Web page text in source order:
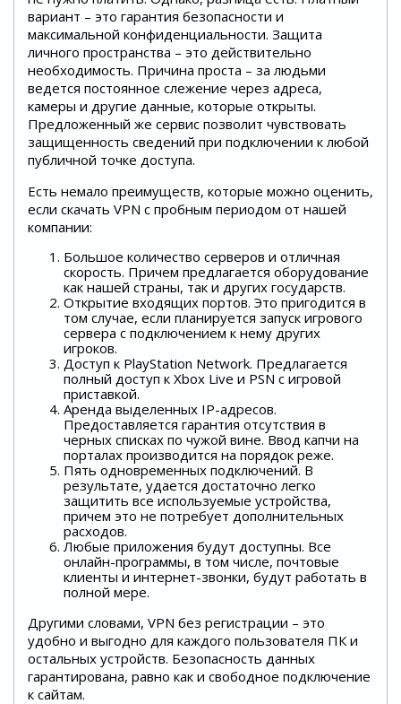
вариант – это гарантия безопасности и
максимальной конфиденциальности. Защита
личного пространства – это действительно
необходимость. Причина проста – за людьми
ведется постоянное слежение через адреса,
камеры и другие данные, которые открыты.
Предложенный же сервис позволит чувствовать
защищенность сведений при подключении к любой
публичной точке доступа.
Есть немало преимуществ, которые можно оценить,
если скачать VPN с пробным периодом от нашей
компании:
Большое количество серверов и отличная
скорость. Причем предлагается оборудование
как нашей страны, так и других государств.
Открытие входящих портов. Это пригодится в
том случае, если планируется запуск игрового
сервера с подключением к нему других
игроков.
Доступ к PlayStation Network. Предлагается
полный доступ к Xbox Live и PSN с игровой
приставкой.
Аренда выделенных IP-адресов.
Предоставляется гарантия отсутствия в
черных списках по чужой вине. Ввод капчи на
порталах производится на порядок реже.
Пять одновременных подключений. В
результате, удается достаточно легко
защитить все используемые устройства,
причем это не потребует дополнительных
расходов.
Любые приложения будут доступны. Все
онлайн-программы, в том числе, почтовые
клиенты и интернет-звонки, будут работать в
полной мере.
Другими словами, VPN без регистрации – это
удобно и выгодно для каждого пользователя ПК и
остальных устройств. Безопасность данных
гарантирована, равно как и свободное подключение
к сайтам.